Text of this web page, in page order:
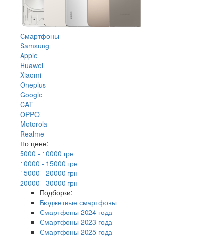
Смартфоны
Samsung
Apple
Huawei
Xiaomi
Oneplus
Google
CAT
OPPO
Motorola
Realme
По цене:
5000 - 10000 грн
10000 - 15000 грн
15000 - 20000 грн
20000 - 30000 грн
Подборки:
Бюджетные смартфоны
Смартфоны 2024 года
Смартфоны 2023 года
Смартфоны 2025 года